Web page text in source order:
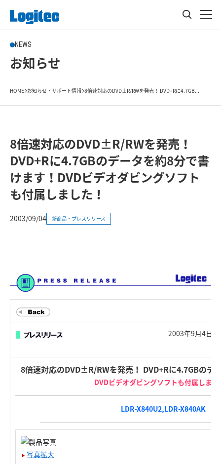
NEWS
お知らせ
HOME お知らせ・サポート情報 8倍速対応のDVD±R/RWを発売！ DVD+Rに4.7GB...
8倍速対応のDVD±R/RWを発売！
DVD+Rに4.7GBのデータを約8分で書
けます！DVDビデオダビングソフト
も付属しました！
2003/09/04 新商品・プレスリリース
2003年9月4日
8倍速対応のDVD±R/RWを発売！ DVD+Rに4.7GBのデ
DVDビデオダビングソフトも付属しまし
LDR-X840U2,LDR-X840AK
写真拡大